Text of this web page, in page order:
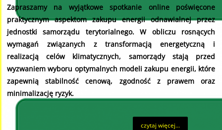
Zapraszamy na wyjątkowe spotkanie online poświęcone
praktycznym aspektom zakupu energii odnawialnej przez
jednostki samorządu terytorialnego. W obliczu rosnących
wymagań związanych z transformacją energetyczną i
realizacją celów klimatycznych, samorządy stają przed
wyzwaniem wyboru optymalnych modeli zakupu energii, które
zapewnią stabilność cenową, zgodność z prawem oraz
minimalizację ryzyk.
czytaj więcej...